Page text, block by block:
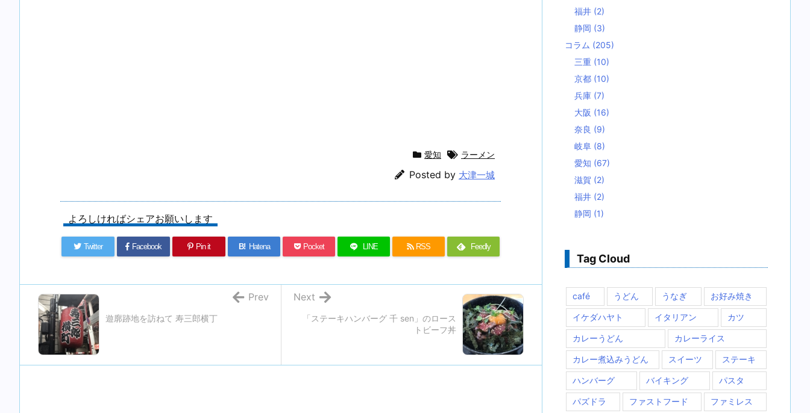
愛知 ラーメン
Posted by 大津一城
よろしければシェアお願いします
Twitter Facebook Pin it B! Hatena Pocket LINE RSS Feedly
「ステーキハンバーグ 千 sen」のロース
トビーフ丼
Next
遊廓跡地を訪ねて 寿三郎横丁
Prev
福井 (2)
静岡 (3)
コラム (205)
三重 (10)
京都 (10)
兵庫 (7)
大阪 (16)
奈良 (9)
岐阜 (8)
愛知 (67)
滋賀 (2)
福井 (2)
静岡 (1)
Tag Cloud
café うどん うなぎ お好み焼き
イケダハヤト イタリアン カツ
カレーうどん カレーライス
カレー煮込みうどん スイーツ ステーキ
ハンバーグ バイキング パスタ
パズドラ ファストフード ファミレス